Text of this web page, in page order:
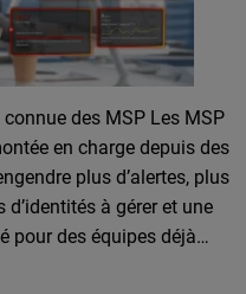
des MSP Les MSP
en charge depuis des
plus d’alertes, plus
à gérer et une
pour des équipes déjà…